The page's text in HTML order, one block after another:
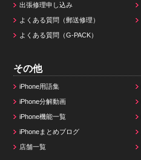
出張修理申し込み
よくある質問（郵送修理）
よくある質問（G-PACK）
その他
iPhone用語集
iPhone分解動画
iPhone機能一覧
iPhoneまとめブログ
店舗一覧